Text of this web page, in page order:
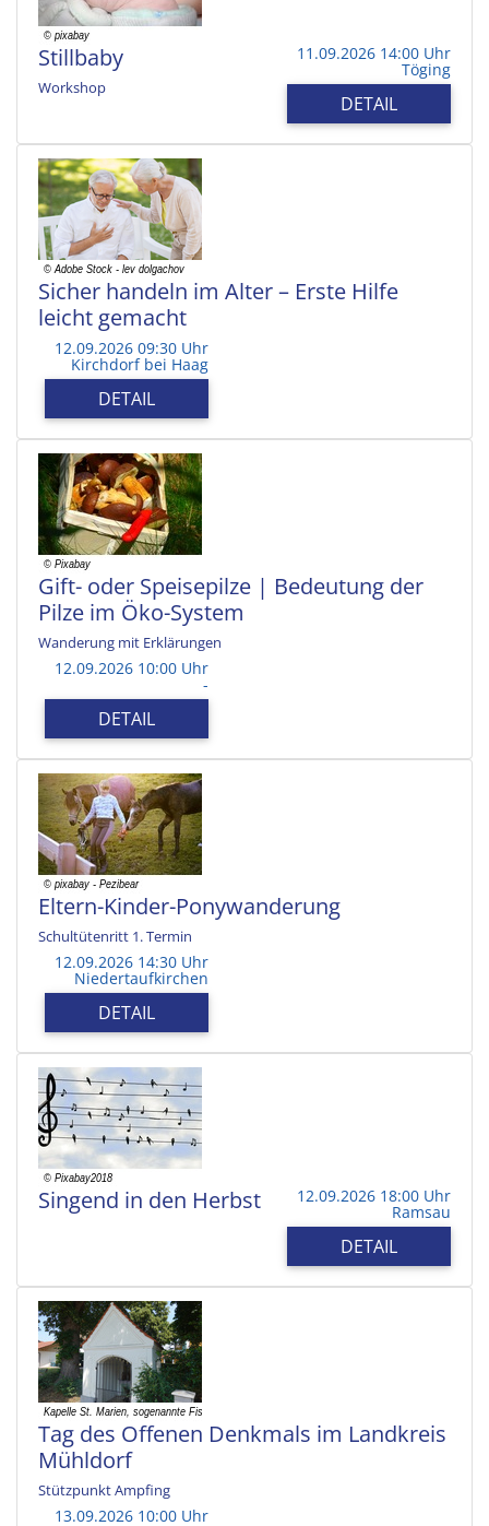
Stillbaby
Workshop
11.09.2026 14:00 Uhr
Töging
DETAIL
Sicher handeln im Alter – Erste Hilfe
leicht gemacht
12.09.2026 09:30 Uhr
Kirchdorf bei Haag
DETAIL
Gift- oder Speisepilze | Bedeutung der
Pilze im Öko-System
Wanderung mit Erklärungen
12.09.2026 10:00 Uhr
-
DETAIL
Eltern-Kinder-Ponywanderung
Schultütenritt 1. Termin
12.09.2026 14:30 Uhr
Niedertaufkirchen
DETAIL
Singend in den Herbst 12.09.2026 18:00 Uhr
Ramsau
DETAIL
Tag des Offenen Denkmals im Landkreis
Mühldorf
Stützpunkt Ampfing
13.09.2026 10:00 Uhr